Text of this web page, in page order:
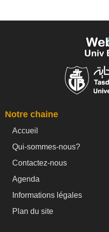
Notre chaine
Accueil
Qui-sommes-nous?
Contactez-nous
Agenda
Informations légales
Plan du site